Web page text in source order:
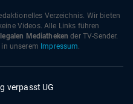
Verzeichnis. Wir bieten
Videos. Alle Links führen
Mediatheken der TV-Sender.
unserem Impressum.
verpasst UG